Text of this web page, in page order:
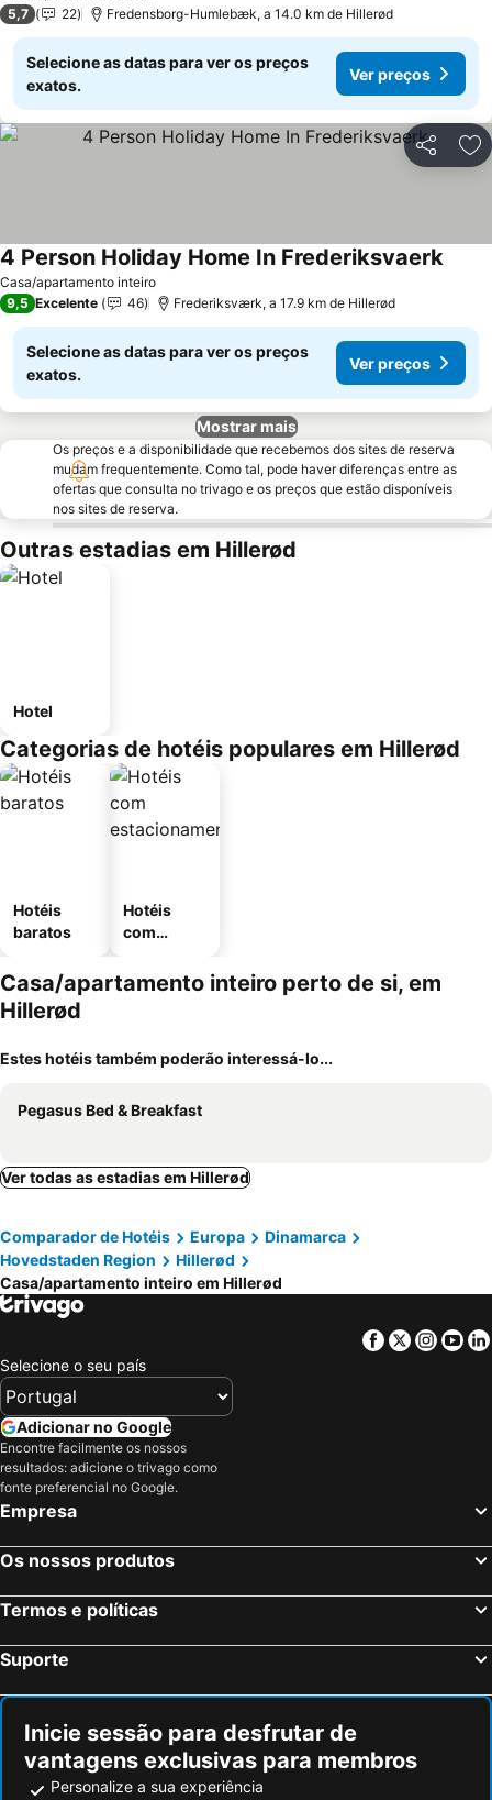
5,7 22 Fredensborg-Humlebæk, a 14.0 km de Hillerød
Selecione as datas para ver os preços
exatos.
Ver preços
Partilhar
Casa/apartamento inteiro
4 Person Holiday Home In Frederiksvaerk
9,5 Excelente 46 Frederiksværk, a 17.9 km de Hillerød
Selecione as datas para ver os preços
exatos.
Ver preços
Mostrar mais
Os preços e a disponibilidade que recebemos dos sites de reserva
mudam frequentemente. Como tal, pode haver diferenças entre as
ofertas que consulta no trivago e os preços que estão disponíveis
nos sites de reserva.
Outras estadias em Hillerød
Hotel
Categorias de hotéis populares em Hillerød
Hotéis
baratos
Hotéis
com
mento
Casa/apartamento inteiro perto de si, em
Hillerød
Estes hotéis também poderão interessá-lo...
Pegasus Bed & Breakfast
Ver todas as estadias em Hillerød
Comparador de Hotéis Europa
Dinamarca
Hovedstaden Region
Hillerød
Casa/apartamento inteiro em Hillerød
Facebook
Twitter
Selecione o seu país
Adicionar no Google
Encontre facilmente os nossos
resultados: adicione o trivago como
fonte preferencial no Google.
Empresa
Os nossos produtos
Termos e políticas
Suporte
Inicie sessão para desfrutar de
vantagens exclusivas para membros
Personalize a sua experiência